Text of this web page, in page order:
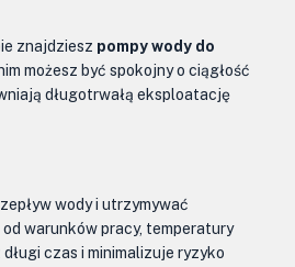
znajdziesz pompy wody do
możesz być spokojny o ciągłość
długotrwałą eksploatację
wody i utrzymywać
warunków pracy, temperatury
czas i minimalizuje ryzyko